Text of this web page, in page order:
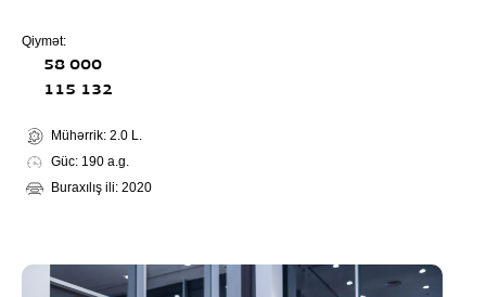
Qiymət:
58 000
115 132
Mühərrik: 2.0 L.
Güc: 190 a.g.
Buraxılış ili: 2020